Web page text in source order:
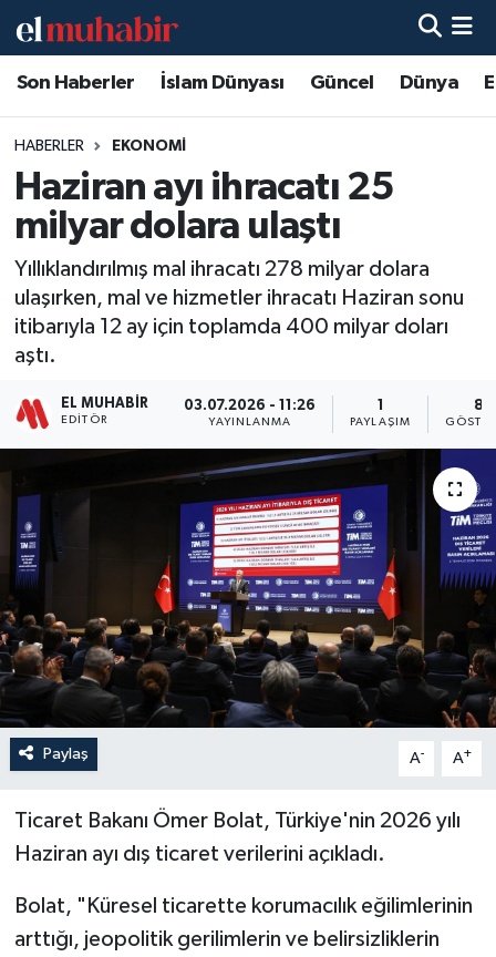
Son Haberler İslam Dünyası Güncel Dünya
HABERLER EKONOMI
Haziran ayı ihracatı 25
milyar dolara ulaştı
Yıllıklandırılmış mal ihracatı 278 milyar dolara
ulaşırken, mal ve hizmetler ihracatı Haziran sonu
itibarıyla 12 ay için toplamda 400 milyar doları
aştı.
EL MUHABIR
EDITÖR
03.07.2026 - 11:26
YAYINLANMA PAYLAŞIM
8
Paylaş A- A+
Ticaret Bakanı Ömer Bolat, Türkiye'nin 2026 yılı
Haziran ayı dış ticaret verilerini açıkladı.
Bolat, "Küresel ticarette korumacılık eğilimlerinin
arttığı, jeopolitik gerilimlerin ve belirsizliklerin
Hava Durumu
Trafik Durumu
Süper Lig Puan Durumu ve Fikstür
Son Dakika Haberleri